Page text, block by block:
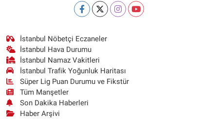
İstanbul Nöbetçi Eczaneler
İstanbul Hava Durumu
İstanbul Namaz Vakitleri
İstanbul Trafik Yoğunluk Haritası
Süper Lig Puan Durumu ve Fikstür
Tüm Manşetler
Son Dakika Haberleri
Haber Arşivi